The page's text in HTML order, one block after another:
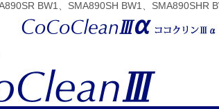
BW1、SMA890SH BW1、SMA890SHR